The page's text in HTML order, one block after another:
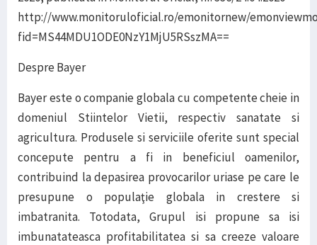
http://www.monitoruloficial.ro/emonitornew/
fid=MS44MDU1ODE0NzY1MjU5RSszMA==
Despre Bayer
Bayer este o companie globala cu competente cheie in
domeniul Stiintelor Vietii, respectiv sanatate si
agricultura. Produsele si serviciile oferite sunt special
concepute pentru a fi in beneficiul oamenilor,
contribuind la depasirea provocarilor uriase pe care le
presupune o populaţie globala in crestere si
imbatranita. Totodata, Grupul isi propune sa isi
imbunatateasca profitabilitatea si sa creeze valoare